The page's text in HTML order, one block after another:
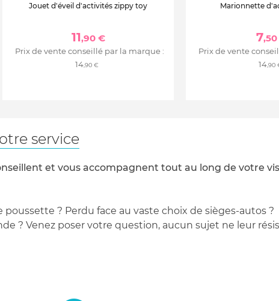
Jouet d'éveil d'activités zippy toy
11,90 €
Prix de vente conseillé par la marque :
14,90 €
Marionnette
7
Prix de vente
14,90
service
et vous accompagnent tout au long de votre
? Perdu face au vaste choix de sièges-autos ?
? Venez poser votre question, aucun sujet ne leur